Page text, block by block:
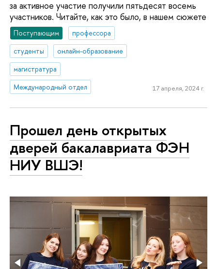
за активное участие получили пятьдесят восемь
участников. Читайте, как это было, в нашем сюжете
Поступающим
профессора
студенты
онлайн-образование
магистратура
Международный отдел
17 апреля, 2024 г.
Прошел день открытых
дверей бакалавриата ФЭН
НИУ ВШЭ!